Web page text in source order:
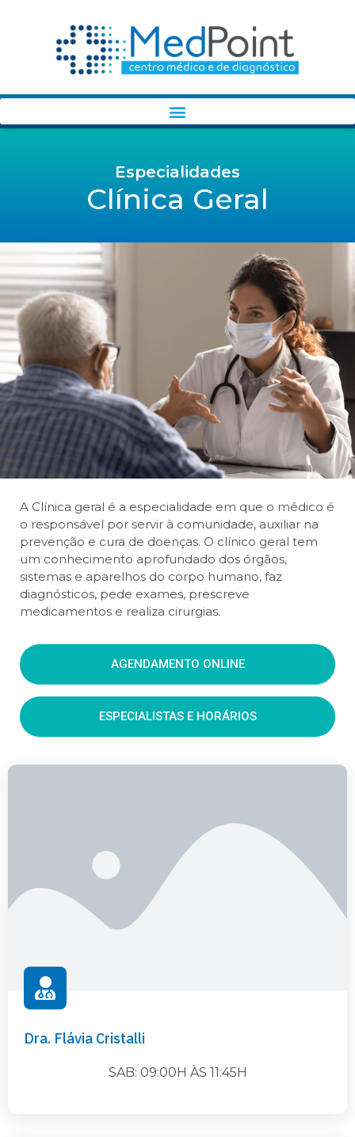
Especialidades
Clínica Geral
A Clínica geral é a especialidade em que o médico é
o responsável por servir à comunidade, auxiliar na
prevenção e cura de doenças. O clínico geral tem
um conhecimento aprofundado dos órgãos,
sistemas e aparelhos do corpo humano, faz
diagnósticos, pede exames, prescreve
medicamentos e realiza cirurgias.
AGENDAMENTO ONLINE
ESPECIALISTAS E HORÁRIOS
Dra. Flávia Cristalli
SAB: 09:00H ÀS 11:45H